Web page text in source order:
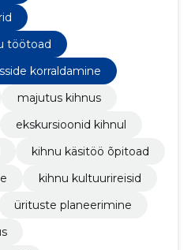
töötoad
korraldamine
majutus kihnus
ekskursioonid kihnul
kihnu käsitöö õpitoad
kihnu kultuurireisid
ürituste planeerimine